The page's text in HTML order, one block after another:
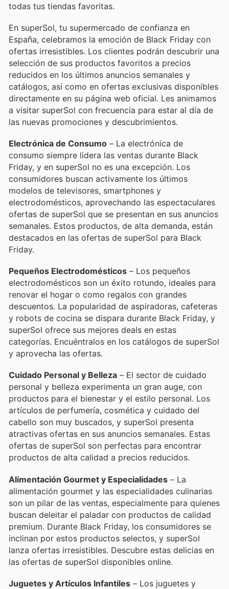
todas tus tiendas favoritas.
En superSol, tu supermercado de confianza en
España, celebramos la emoción de Black Friday con
ofertas irresistibles. Los clientes podrán descubrir una
selección de sus productos favoritos a precios
reducidos en los últimos anuncios semanales y
catálogos, así como en ofertas exclusivas disponibles
directamente en su página web oficial. Les animamos
a visitar superSol con frecuencia para estar al día de
las nuevas promociones y descubrimientos.
Electrónica de Consumo – La electrónica de
consumo siempre lidera las ventas durante Black
Friday, y en superSol no es una excepción. Los
consumidores buscan activamente los últimos
modelos de televisores, smartphones y
electrodomésticos, aprovechando las espectaculares
ofertas de superSol que se presentan en sus anuncios
semanales. Estos productos, de alta demanda, están
destacados en las ofertas de superSol para Black
Friday.
Pequeños Electrodomésticos – Los pequeños
electrodomésticos son un éxito rotundo, ideales para
renovar el hogar o como regalos con grandes
descuentos. La popularidad de aspiradoras, cafeteras
y robots de cocina se dispara durante Black Friday, y
superSol ofrece sus mejores deals en estas
categorías. Encuéntralos en los catálogos de superSol
y aprovecha las ofertas.
Cuidado Personal y Belleza – El sector de cuidado
personal y belleza experimenta un gran auge, con
productos para el bienestar y el estilo personal. Los
artículos de perfumería, cosmética y cuidado del
cabello son muy buscados, y superSol presenta
atractivas ofertas en sus anuncios semanales. Estas
ofertas de superSol son perfectas para encontrar
productos de alta calidad a precios reducidos.
Alimentación Gourmet y Especialidades – La
alimentación gourmet y las especialidades culinarias
son un pilar de las ventas, especialmente para quienes
buscan deleitar el paladar con productos de calidad
premium. Durante Black Friday, los consumidores se
inclinan por estos productos selectos, y superSol
lanza ofertas irresistibles. Descubre estas delicias en
las ofertas de superSol disponibles online.
Juguetes y Artículos Infantiles – Los juguetes y